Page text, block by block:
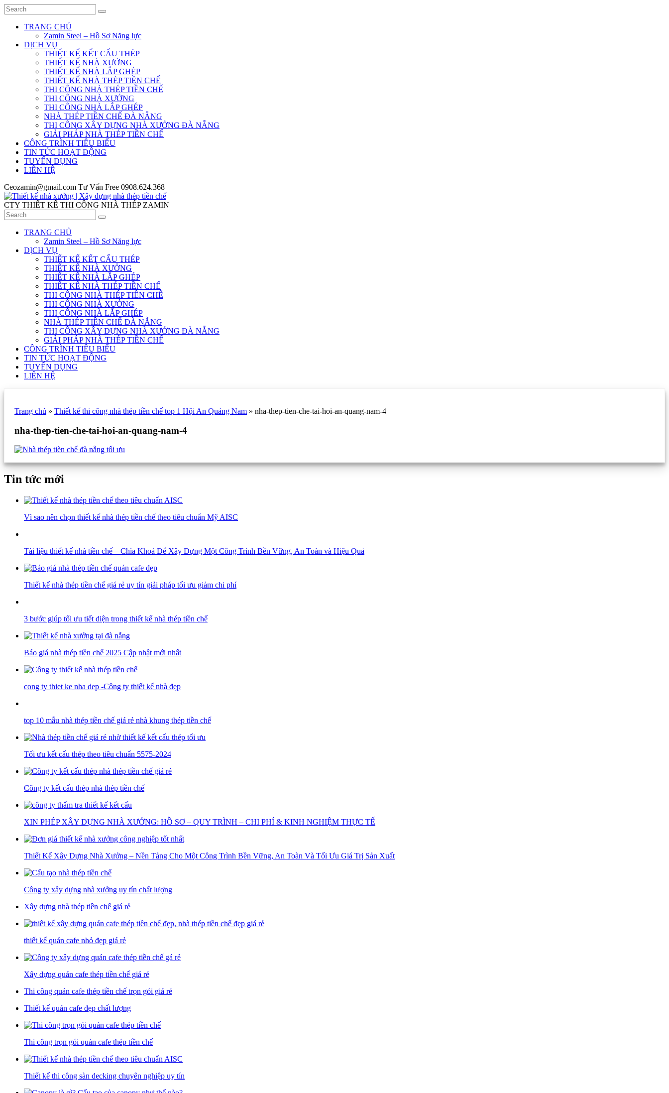
TRANG CHỦ
Zamin Steel – Hồ Sơ Năng lực
DỊCH VỤ
THIẾT KẾ KẾT CẤU THÉP
THIẾT KẾ NHÀ XƯỞNG
THIẾT KẾ NHÀ LẮP GHÉP
THIẾT KẾ NHÀ THÉP TIỀN CHẾ
THI CÔNG NHÀ THÉP TIỀN CHẾ
THI CÔNG NHÀ XƯỞNG
THI CÔNG NHÀ LẮP GHÉP
NHÀ THÉP TIỀN CHẾ ĐÀ NẴNG
THI CÔNG XÂY DỰNG NHÀ XƯỞNG ĐÀ NẴNG
GIẢI PHÁP NHÀ THÉP TIỀN CHẾ
CÔNG TRÌNH TIÊU BIỂU
TIN TỨC HOẠT ĐỘNG
TUYỂN DỤNG
LIÊN HỆ
Ceozamin@gmail.com Tư Vấn Free 0908.624.368
CTY THIẾT KẾ THI CÔNG NHÀ THÉP ZAMIN
TRANG CHỦ
Zamin Steel – Hồ Sơ Năng lực
DỊCH VỤ
THIẾT KẾ KẾT CẤU THÉP
THIẾT KẾ NHÀ XƯỞNG
THIẾT KẾ NHÀ LẮP GHÉP
THIẾT KẾ NHÀ THÉP TIỀN CHẾ
THI CÔNG NHÀ THÉP TIỀN CHẾ
THI CÔNG NHÀ XƯỞNG
THI CÔNG NHÀ LẮP GHÉP
NHÀ THÉP TIỀN CHẾ ĐÀ NẴNG
THI CÔNG XÂY DỰNG NHÀ XƯỞNG ĐÀ NẴNG
GIẢI PHÁP NHÀ THÉP TIỀN CHẾ
CÔNG TRÌNH TIÊU BIỂU
TIN TỨC HOẠT ĐỘNG
TUYỂN DỤNG
LIÊN HỆ
Trang chủ » Thiết kế thi công nhà thép tiền chế top 1 Hội An Quảng Nam » nha-thep-tien-che-tai-hoi-an-quang-nam-4
nha-thep-tien-che-tai-hoi-an-quang-nam-4
Tin tức mới
Vì sao nên chọn thiết kế nhà thép tiền chế theo tiêu chuẩn Mỹ AISC
Tài liệu thiết kế nhà tiền chế – Chìa Khoá Để Xây Dựng Một Công Trình Bền Vững, An Toàn và Hiệu Quả
Thiết kế nhà thép tiền chế giá rẻ uy tín giải pháp tối ưu giảm chi phí
3 bước giúp tối ưu tiết diện trong thiết kế nhà thép tiền chế
Báo giá nhà thép tiền chế 2025 Cập nhật mới nhất
cong ty thiet ke nha dep -Công ty thiết kế nhà đẹp
top 10 mẫu nhà thép tiền chế giá rẻ nhà khung thép tiền chế
Tối ưu kết cấu thép theo tiêu chuẩn 5575-2024
Công ty kết cấu thép nhà thép tiền chế
XIN PHÉP XÂY DỰNG NHÀ XƯỞNG: HỒ SƠ – QUY TRÌNH – CHI PHÍ & KINH NGHIỆM THỰC TẾ
Thiết Kế Xây Dựng Nhà Xưởng – Nền Tảng Cho Một Công Trình Bền Vững, An Toàn Và Tối Ưu Giá Trị Sản Xuất
Công ty xây dựng nhà xưởng uy tín chất lượng
Xây dựng nhà thép tiền chế giá rẻ
thiết kế quán cafe nhỏ đẹp giá rẻ
Xây dựng quán cafe thép tiền chế giá rẻ
Thi công quán cafe thép tiền chế trọn gói giá rẻ
Thiết kế quán cafe đẹp chất lượng
Thi công trọn gói quán cafe thép tiền chế
Thiết kế thi công sàn decking chuyên nghiệp uy tín